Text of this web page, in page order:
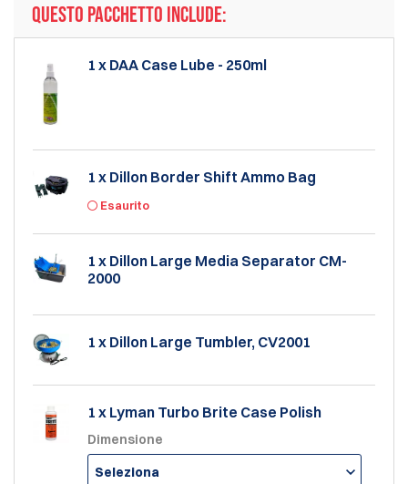
QUESTO PACCHETTO INCLUDE:
1 x DAA Case Lube - 250ml
1 x Dillon Border Shift Ammo Bag
Esaurito
1 x Dillon Large Media Separator CM-
2000
1 x Dillon Large Tumbler, CV2001
1 x Lyman Turbo Brite Case Polish
Dimensione
Seleziona